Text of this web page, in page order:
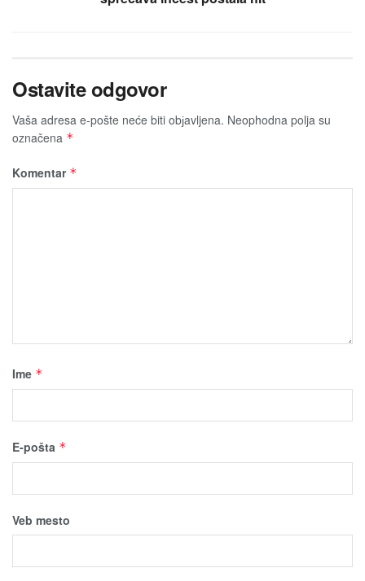
Ostavite odgovor
Vaša adresa e-pošte neće biti obјavljena. Neophodna polja su
označena *
Komentar *
Ime *
E-pošta *
Veb mesto